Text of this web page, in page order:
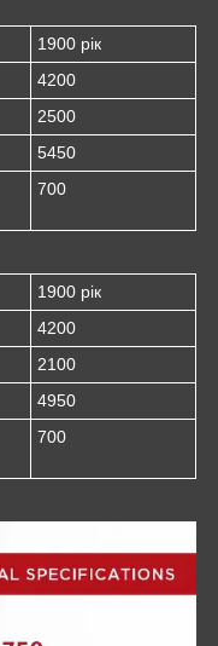
1900 рік
4200
2500
5450
700
1900 рік
4200
2100
4950
700